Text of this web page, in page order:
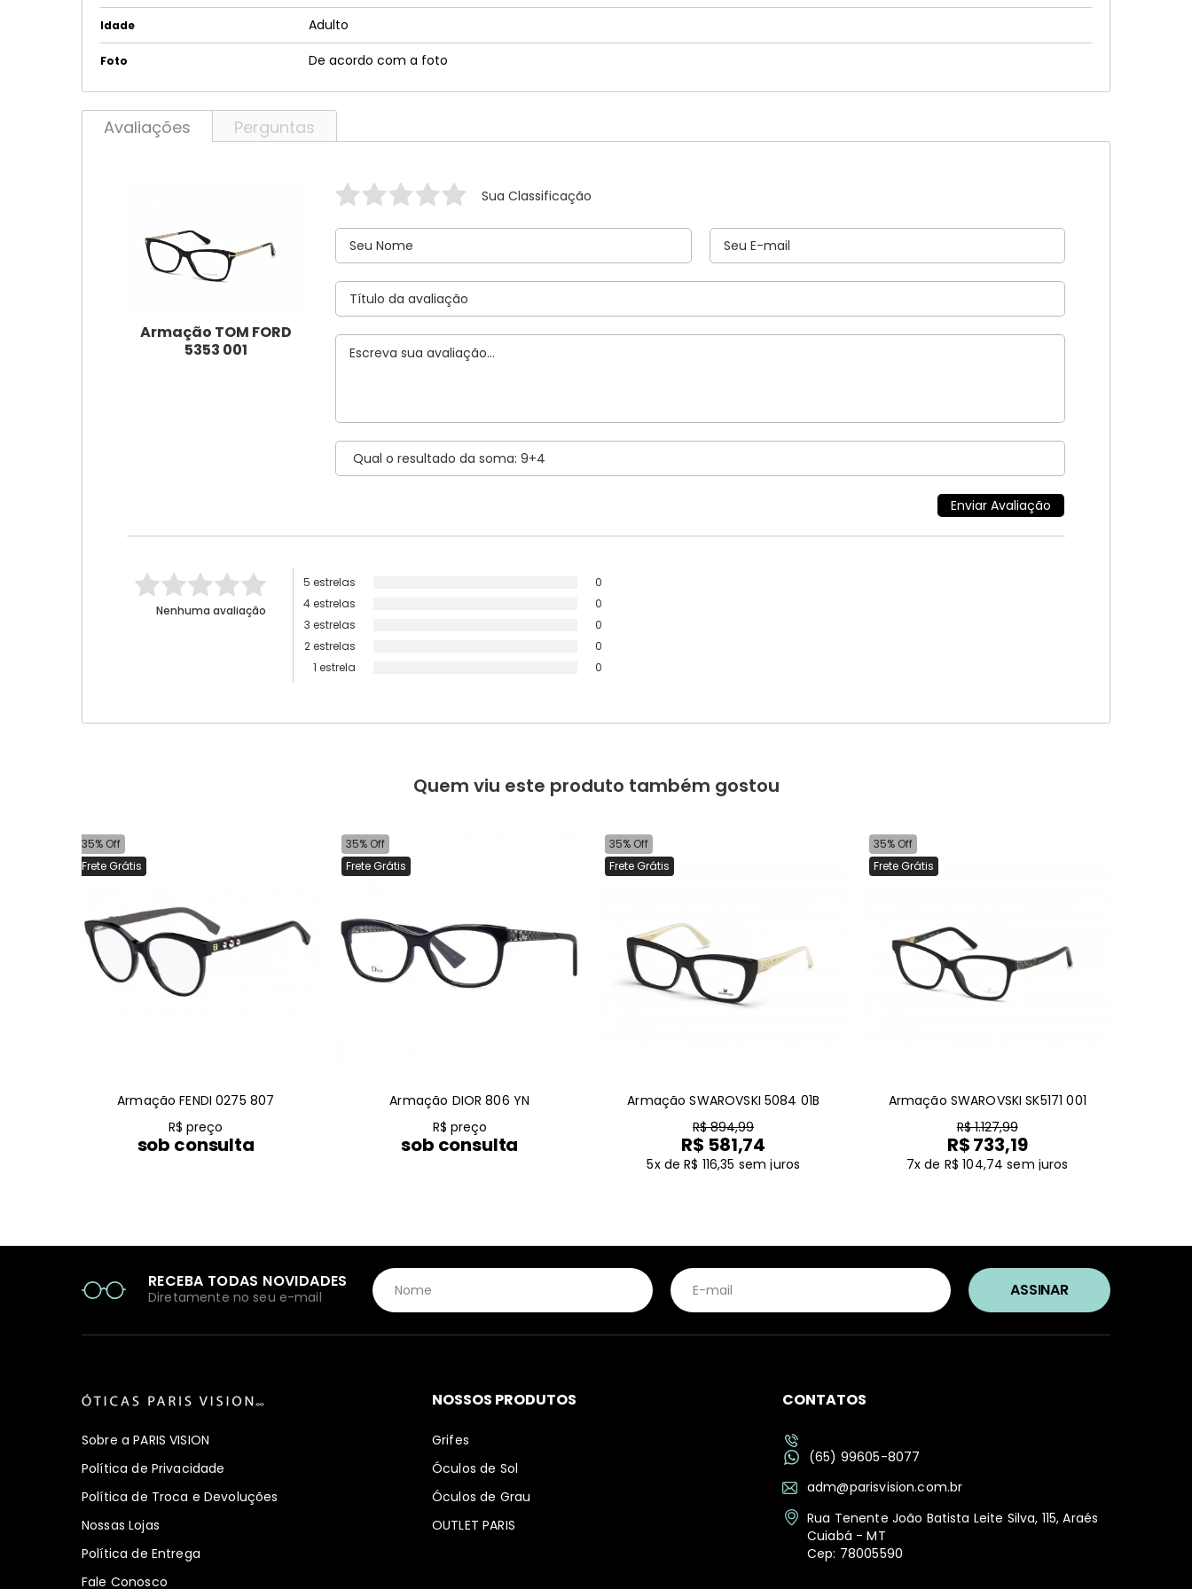
Idade Adulto
Foto De acordo com a foto
Avaliações Perguntas
Armação TOM FORD
5353 001
Sua Classificação
Nenhuma avaliação
5 estrelas
0
4 estrelas
0
3 estrelas
0
2 estrelas
0
1 estrela
0
Quem viu este produto também gostou
35% Off
Frete Grátis
Armação FENDI 0275 807
R$ preço
sob consulta
35% Off
Frete Grátis
Armação DIOR 806 YN
R$ preço
sob consulta
35% Off
Frete Grátis
Armação SWAROVSKI 5084 01B
R$ 894,99
R$ 581,74
5x de R$ 116,35 sem juros
35% Off
Frete Grátis
Armação SWAROVSKI SK5171 001
R$ 1.127,99
R$ 733,19
7x de R$ 104,74 sem juros
RECEBA TODAS NOVIDADES
Diretamente no seu e-mail
Sobre a PARIS VISION
Política de Privacidade
Política de Troca e Devoluções
Nossas Lojas
Política de Entrega
Fale Conosco
NOSSOS PRODUTOS
Grifes
Óculos de Sol
Óculos de Grau
OUTLET PARIS
CONTATOS
(65) 99605-8077
adm@parisvision.com.br
Rua Tenente João Batista Leite Silva, 115, Araés
Cuiabá - MT
Cep: 78005590